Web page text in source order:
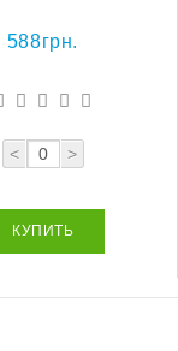
588грн.
< >
КУПИТЬ